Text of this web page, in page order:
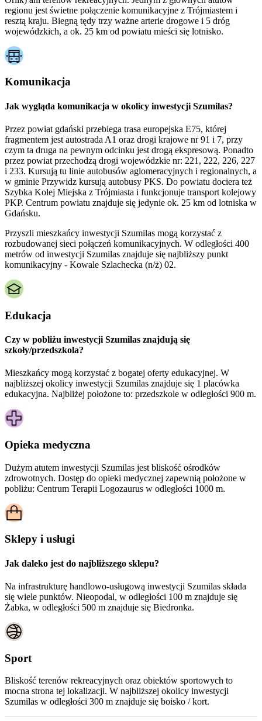
regionu jest świetne połączenie komunikacyjne z Trójmiastem i
resztą kraju. Biegną tędy trzy ważne arterie drogowe i 5 dróg
wojewódzkich, a ok. 25 km od powiatu mieści się lotnisko.
Komunikacja
Jak wygląda komunikacja w okolicy inwestycji Szumilas?
Przez powiat gdański przebiega trasa europejska E75, której
fragmentem jest autostrada A1 oraz drogi krajowe nr 91 i 7, przy
czym ta druga na pewnym odcinku jest drogą ekspresową. Ponadto
przez powiat przechodzą drogi wojewódzkie nr: 221, 222, 226, 227
i 233. Kursują tu linie autobusów aglomeracyjnych i regionalnych, a
w gminie Przywidz kursują autobusy PKS. Do powiatu dociera też
Szybka Kolej Miejska z Trójmiasta i funkcjonuje transport kolejowy
PKP. Centrum powiatu znajduje się jedynie ok. 25 km od lotniska w
Gdańsku.
Przyszli mieszkańcy inwestycji Szumilas mogą korzystać z
rozbudowanej sieci połączeń komunikacyjnych. W odległości 400
metrów od inwestycji Szumilas znajduje się najbliższy punkt
komunikacyjny - Kowale Szlachecka (n/ż) 02.
Edukacja
Czy w pobliżu inwestycji Szumilas znajdują się
szkoły/przedszkola?
Mieszkańcy mogą korzystać z bogatej oferty edukacyjnej. W
najbliższej okolicy inwestycji Szumilas znajduje się 1 placówka
edukacyjna. Najbliżej położone to: przedszkole w odległości 900 m.
Opieka medyczna
Dużym atutem inwestycji Szumilas jest bliskość ośrodków
zdrowotnych. Dostęp do opieki medycznej zapewnią położone w
pobliżu: Centrum Terapii Logozaurus w odległości 1000 m.
Sklepy i usługi
Jak daleko jest do najbliższego sklepu?
Na infrastrukturę handlowo-usługową inwestycji Szumilas składa
się wiele punktów. Nieopodal, w odległości 100 m znajduje się
Żabka, w odległości 500 m znajduje się Biedronka.
Sport
Bliskość terenów rekreacyjnych oraz obiektów sportowych to
mocna strona tej lokalizacji. W najbliższej okolicy inwestycji
Szumilas w odległości 300 m znajduje się boisko / kort.